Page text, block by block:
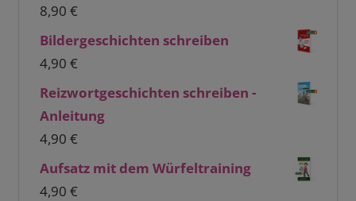
8,90 €
Bildergeschichten schreiben
4,90 €
Reizwortgeschichten schreiben -
Anleitung
4,90 €
Aufsatz mit dem Würfeltraining
4,90 €